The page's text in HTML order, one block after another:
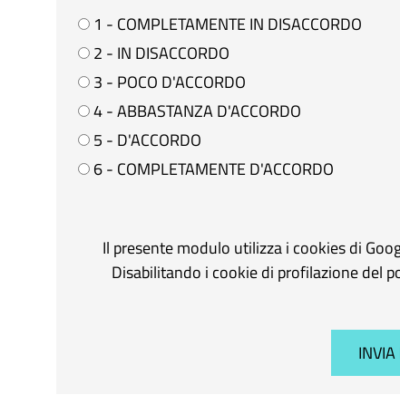
1 - COMPLETAMENTE IN DISACCORDO
2 - IN DISACCORDO
3 - POCO D'ACCORDO
4 - ABBASTANZA D'ACCORDO
5 - D'ACCORDO
6 - COMPLETAMENTE D'ACCORDO
Il presente modulo utilizza i cookies di
Disabilitando i cookie di profilazione del